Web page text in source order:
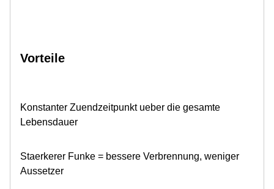
Vorteile
Konstanter Zuendzeitpunkt ueber die gesamte
Lebensdauer
Staerkerer Funke = bessere Verbrennung, weniger
Aussetzer